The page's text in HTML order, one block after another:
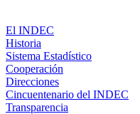
El INDEC
Historia
Sistema Estadístico
Cooperación
Direcciones
Cincuentenario del INDEC
Transparencia